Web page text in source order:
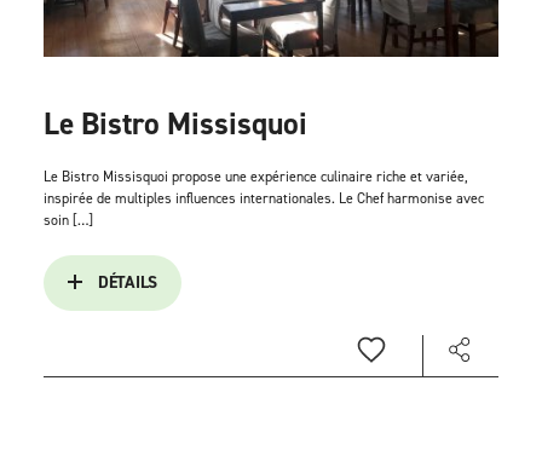
Le Bistro Missisquoi
Le Bistro Missisquoi propose une expérience culinaire riche et variée,
inspirée de multiples influences internationales. Le Chef harmonise avec
soin […]
DÉTAILS